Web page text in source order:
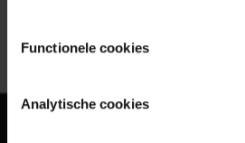
Functionele cookies
Analytische cookies